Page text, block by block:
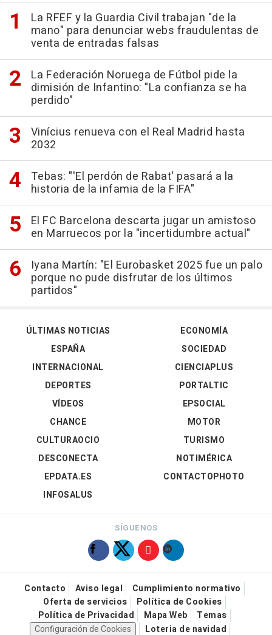
La RFEF y la Guardia Civil trabajan "de la
mano" para denunciar webs fraudulentas de
venta de entradas falsas
La Federación Noruega de Fútbol pide la
dimisión de Infantino: "La confianza se ha
perdido"
Vinícius renueva con el Real Madrid hasta
2032
Tebas: "'El perdón de Rabat' pasará a la
historia de la infamia de la FIFA"
El FC Barcelona descarta jugar un amistoso
en Marruecos por la "incertidumbre actual"
Iyana Martín: "El Eurobasket 2025 fue un palo
porque no pude disfrutar de los últimos
partidos"
ÚLTIMAS NOTICIAS
ESPAÑA
INTERNACIONAL
DEPORTES
VÍDEOS
ECONOMÍA
SOCIEDAD
CIENCIAPLUS
PORTALTIC
EPSOCIAL
CHANCE
CULTURAOCIO
DESCONECTA
EPDATA.ES
INFOSALUS
MOTOR
TURISMO
NOTIMÉRICA
CONTACTOPHOTO
SÍGUENOS
Contacto Aviso legal
Cumplimiento normativo
Oferta de servicios
Política de Cookies
Política de Privacidad
Mapa Web
Temas
Configuración de Cookies
Loteria de navidad